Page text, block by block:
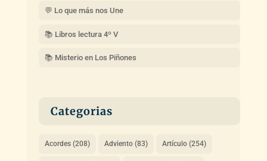
💬 Lo que más nos Une
📚 Libros lectura 4º V
📚 Misterio en Los Piñones
Categorias
Acordes(208) Adviento(83) Artículo(254)